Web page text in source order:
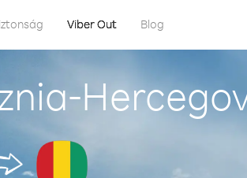
Viber Out Blog